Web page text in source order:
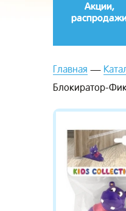
Акции,
Главная
Блокиратор-